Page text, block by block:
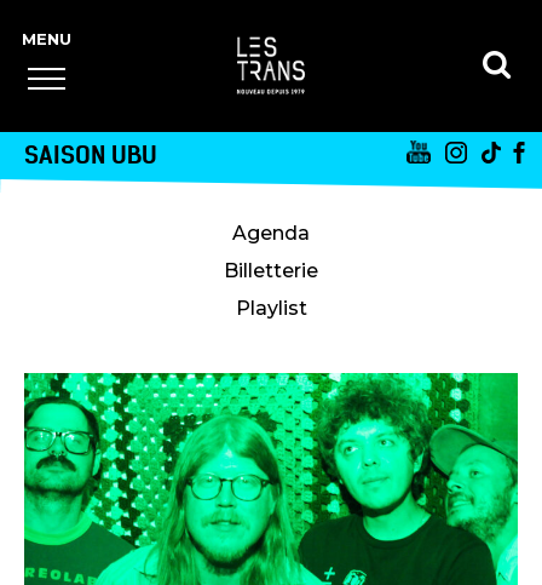
SAISON UBU
Agenda
Billetterie
Playlist